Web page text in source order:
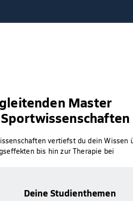
Master
vertiefst du dein Wissen
bis hin zur Therapie bei
Deine Studienthemen